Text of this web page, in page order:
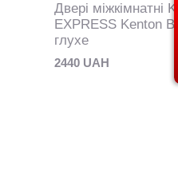
Двері міжкімнатні
EXPRESS Kenton
глухе
2440 UAH